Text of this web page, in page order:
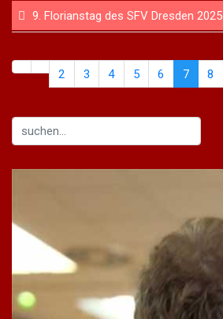
9. Florianstag des SFV Dresden 2025
2 3 4 5 6 7 8